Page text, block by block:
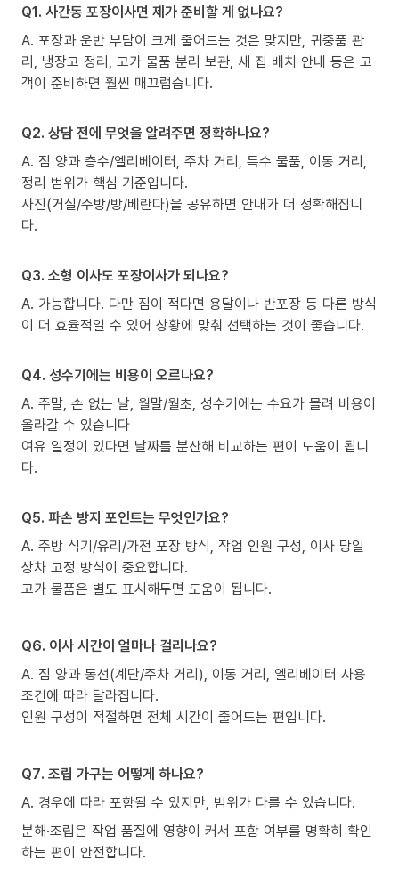
Q1. 사간동 포장이사면 제가 준비할 게 없나요?
A. 포장과 운반 부담이 크게 줄어드는 것은 맞지만, 귀중품 관
리, 냉장고 정리, 고가 물품 분리 보관, 새 집 배치 안내 등은 고
객이 준비하면 훨씬 매끄럽습니다.
Q2. 상담 전에 무엇을 알려주면 정확하나요?
A. 짐 양과 층수/엘리베이터, 주차 거리, 특수 물품, 이동 거리,
정리 범위가 핵심 기준입니다.
사진(거실/주방/방/베란다)을 공유하면 안내가 더 정확해집니
다.
Q3. 소형 이사도 포장이사가 되나요?
A. 가능합니다. 다만 짐이 적다면 용달이나 반포장 등 다른 방식
이 더 효율적일 수 있어 상황에 맞춰 선택하는 것이 좋습니다.
Q4. 성수기에는 비용이 오르나요?
A. 주말, 손 없는 날, 월말/월초, 성수기에는 수요가 몰려 비용이
올라갈 수 있습니다
여유 일정이 있다면 날짜를 분산해 비교하는 편이 도움이 됩니
다.
Q5. 파손 방지 포인트는 무엇인가요?
A. 주방 식기/유리/가전 포장 방식, 작업 인원 구성, 이사 당일
상차 고정 방식이 중요합니다.
고가 물품은 별도 표시해두면 도움이 됩니다.
Q6. 이사 시간이 얼마나 걸리나요?
A. 짐 양과 동선(계단/주차 거리), 이동 거리, 엘리베이터 사용
조건에 따라 달라집니다.
인원 구성이 적절하면 전체 시간이 줄어드는 편입니다.
Q7. 조립 가구는 어떻게 하나요?
A. 경우에 따라 포함될 수 있지만, 범위가 다를 수 있습니다.
분해·조립은 작업 품질에 영향이 커서 포함 여부를 명확히 확인
하는 편이 안전합니다.